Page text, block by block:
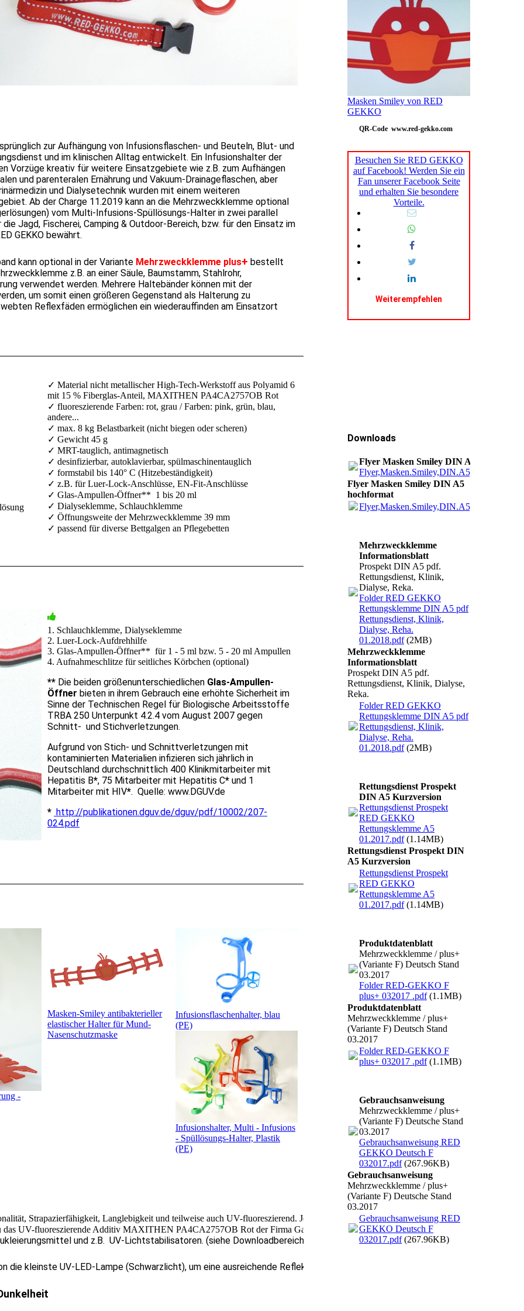
zur Aufhängung von Infusionsflaschen- und Beuteln, Blut- und
und im klinischen Alltag entwickelt. Ein Infusionshalter der
Vorzüge kreativ für weitere Einsatzgebiete wie z.B. zum Aufhängen
und parenteralen Ernährung und Vakuum-Drainageflaschen, aber
und Dialysetechnik wurden mit einem weiteren
Ab der Charge 11.2019 kann an die Mehrzweckklemme optional
vom Multi-Infusions-Spüllösungs-Halter in zwei parallel
Jagd, Fischerei, Camping & Outdoor-Bereich, bzw. für den Einsatz im
GEKKO bewährt.
kann optional in der Variante Mehrzweckklemme plus+ bestellt
z.B. an einer Säule, Baumstamm, Stahlrohr,
verwendet werden. Mehrere Haltebänder können mit der
um somit einen größeren Gegenstand als Halterung zu
Reflexfäden ermöglichen ein wiederauffinden am Einsatzort
✓ Material nicht metallischer High-Tech-Werkstoff aus Polyamid 6
mit 15 % Fiberglas-Anteil, MAXITHEN PA4CA2757OB Rot
✓ fluoreszierende Farben: rot, grau / Farben: pink, grün, blau,
andere...
✓ max. 8 kg Belastbarkeit (nicht biegen oder scheren)
✓ Gewicht 45 g
✓ MRT-tauglich, antimagnetisch
✓ desinfizierbar, autoklavierbar, spülmaschinentauglich
✓ formstabil bis 140° C (Hitzebeständigkeit)
✓ z.B. für Luer-Lock-Anschlüsse, EN-Fit-Anschlüsse
✓ Glas-Ampullen-Öffner** 1 bis 20 ml
✓ Dialyseklemme, Schlauchklemme
✓ Öffnungsweite der Mehrzweckklemme 39 mm
✓ passend für diverse Bettgalgen an Pflegebetten
1. Schlauchklemme, Dialyseklemme
2. Luer-Lock-Aufdrehhilfe
3. Glas-Ampullen-Öffner** für 1 - 5 ml bzw. 5 - 20 ml Ampullen
4. Aufnahmeschlitze für seitliches Körbchen (optional)
** Die beiden größenunterschiedlichen Glas-Ampullen-
Öffner bieten in ihrem Gebrauch eine erhöhte Sicherheit im
Sinne der Technischen Regel für Biologische Arbeitsstoffe
TRBA 250 Unterpunkt 4.2.4 vom August 2007 gegen
Schnitt- und Stichverletzungen.
Aufgrund von Stich- und Schnittverletzungen mit
kontaminierten Materialien infizieren sich jährlich in
Deutschland durchschnittlich 400 Klinikmitarbeiter mit
Hepatitis B*, 75 Mitarbeiter mit Hepatitis C* und 1
Mitarbeiter mit HIV*. Quelle: www.DGUV.de
* http://publikationen.dguv.de/dguv/pdf/10002/207-
024.pdf
-
Masken-Smiley antibakterieller
elastischer Halter für Mund-
Nasenschutzmaske
Infusionsflaschenhalter, blau
(PE)
Infusionshalter, Multi - Infusions
- Spüllösungs-Halter, Plastik
(PE)
Strapazierfähigkeit, Langlebigkeit und teilweise auch UV-fluoreszierend. Jeder kennt die Suche nach einem Einsatz in der
UV-fluoreszierende Additiv MAXITHEN PA4CA2757OB Rot der Firma Gabriel-Chemie bei der Herstellung schon im
und z.B. UV-Lichtstabilisatoren. (siehe Downloadbereich Bescheinigung)
die kleinste UV-LED-Lampe (Schwarzlicht), um eine ausreichende Reflektion zu erreichen. Den Jägern unter Ihnen wird es
Masken Smiley von RED
GEKKO
QR-Code www.red-gekko.com
Besuchen Sie RED GEKKO
auf Facebook! Werden Sie ein
Fan unserer Facebook Seite
und erhalten Sie besondere
Vorteile.
Weiterempfehlen
Downloads
Flyer Masken Smiley DIN A5 hochformat
Flyer,Masken.Smiley,DIN.A5,hoch.pdf
Flyer Masken Smiley DIN A5
hochformat
Flyer,Masken.Smiley,DIN.A5,hoch.pdf
Mehrzweckklemme
Informationsblatt
Prospekt DIN A5 pdf.
Rettungsdienst, Klinik,
Dialyse, Reka.
Folder RED GEKKO
Rettungsklemme DIN A5 pdf
Rettungsdienst, Klinik,
Dialyse, Reha.
01.2018.pdf(2MB)
Mehrzweckklemme
Informationsblatt
Prospekt DIN A5 pdf.
Rettungsdienst, Klinik, Dialyse,
Reka.
Folder RED GEKKO
Rettungsklemme DIN A5 pdf
Rettungsdienst, Klinik,
Dialyse, Reha.
01.2018.pdf(2MB)
Rettungsdienst Prospekt
DIN A5 Kurzversion
Rettungsdienst Prospekt
RED GEKKO
Rettungsklemme A5
01.2017.pdf(1.14MB)
Rettungsdienst Prospekt DIN
A5 Kurzversion
Rettungsdienst Prospekt
RED GEKKO
Rettungsklemme A5
01.2017.pdf(1.14MB)
Produktdatenblatt
Mehrzweckklemme / plus+
(Variante F) Deutsch Stand
03.2017
Folder RED-GEKKO F
plus+ 032017 .pdf(1.1MB)
Produktdatenblatt
Mehrzweckklemme / plus+
(Variante F) Deutsch Stand
03.2017
Folder RED-GEKKO F
plus+ 032017 .pdf(1.1MB)
Gebrauchsanweisung
Mehrzweckklemme / plus+
(Variante F) Deutsche Stand
03.2017
Gebrauchsanweisung RED
GEKKO Deutsch F
032017.pdf(267.96KB)
Gebrauchsanweisung
Mehrzweckklemme / plus+
(Variante F) Deutsche Stand
03.2017
Gebrauchsanweisung RED
GEKKO Deutsch F
032017.pdf(267.96KB)